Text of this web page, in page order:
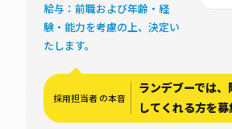
階B号室
給与：前職および年齢・経
験・能力を考慮の上、決定い
たします。
採用担当者 の本音
ランデブーでは
してくれる方を募